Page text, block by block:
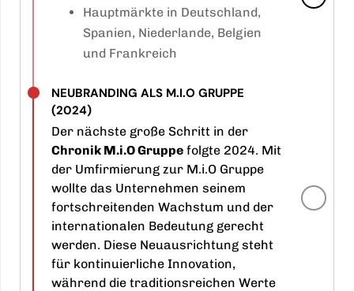
Hauptmärkte in Deutschland,
Spanien, Niederlande, Belgien
und Frankreich
NEUBRANDING ALS M.I.O GRUPPE
(2024)
Der nächste große Schritt in der
Chronik M.i.O Gruppe folgte 2024. Mit
der Umfirmierung zur M.i.O Gruppe
wollte das Unternehmen seinem
fortschreitenden Wachstum und der
internationalen Bedeutung gerecht
werden. Diese Neuausrichtung steht
für kontinuierliche Innovation,
während die traditionsreichen Werte